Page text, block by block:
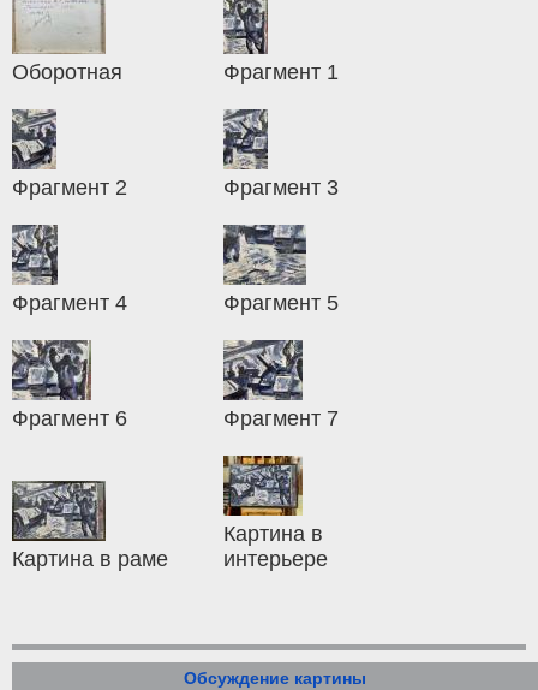
Оборотная Фрагмент 1
Фрагмент 2 Фрагмент 3
Фрагмент 4 Фрагмент 5
Фрагмент 6 Фрагмент 7
Картина в раме
Картина в
интерьере
Обсуждение картины